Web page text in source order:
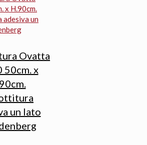
Ovatta
50cm. x
un lato